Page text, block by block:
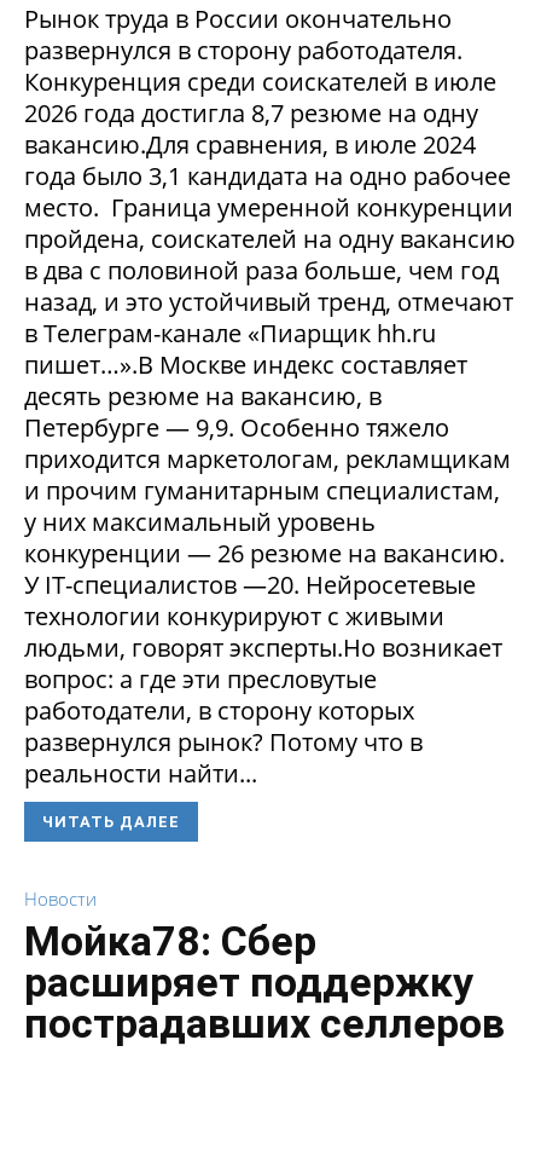
Рынок труда в России окончательно
развернулся в сторону работодателя.
Конкуренция среди соискателей в июле
2026 года достигла 8,7 резюме на одну
вакансию.Для сравнения, в июле 2024
года было 3,1 кандидата на одно рабочее
место. Граница умеренной конкуренции
пройдена, соискателей на одну вакансию
в два с половиной раза больше, чем год
назад, и это устойчивый тренд, отмечают
в Телеграм-канале «Пиарщик hh.ru
пишет…».В Москве индекс составляет
десять резюме на вакансию, в
Петербурге — 9,9. Особенно тяжело
приходится маркетологам, рекламщикам
и прочим гуманитарным специалистам,
у них максимальный уровень
конкуренции — 26 резюме на вакансию.
У IT-специалистов —20. Нейросетевые
технологии конкурируют с живыми
людьми, говорят эксперты.Но возникает
вопрос: а где эти пресловутые
работодатели, в сторону которых
развернулся рынок? Потому что в
реальности найти...
ЧИТАТЬ ДАЛЕЕ
Новости
Мойка78: Сбер
расширяет поддержку
пострадавших селлеров